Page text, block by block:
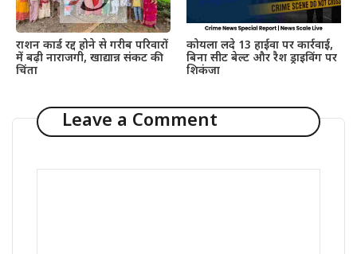
राशन कार्ड रद्द होने से गरीब परिवारों
में बढ़ी नाराजगी, खाद्यान्न संकट की
चिंता
कोयला लदे 13 हाईवा पर कार्रवाई,
बिना सीट बेल्ट और रैश ड्राइविंग पर
शिकंजा
Leave a Comment